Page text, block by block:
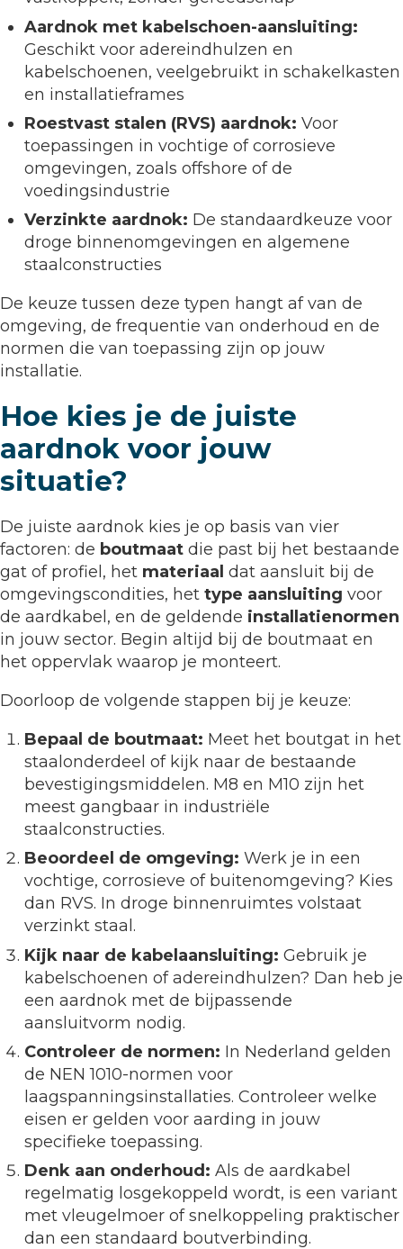
Aardnok met kabelschoen-aansluiting:
Geschikt voor adereindhulzen en
kabelschoenen, veelgebruikt in schakelkasten
en installatieframes
Roestvast stalen (RVS) aardnok: Voor
toepassingen in vochtige of corrosieve
omgevingen, zoals offshore of de
voedingsindustrie
Verzinkte aardnok: De standaardkeuze voor
droge binnenomgevingen en algemene
staalconstructies
De keuze tussen deze typen hangt af van de
omgeving, de frequentie van onderhoud en de
normen die van toepassing zijn op jouw
installatie.
Hoe kies je de juiste
aardnok voor jouw
situatie?
De juiste aardnok kies je op basis van vier
factoren: de boutmaat die past bij het bestaande
gat of profiel, het materiaal dat aansluit bij de
omgevingscondities, het type aansluiting voor
de aardkabel, en de geldende installatienormen
in jouw sector. Begin altijd bij de boutmaat en
het oppervlak waarop je monteert.
Doorloop de volgende stappen bij je keuze:
Bepaal de boutmaat: Meet het boutgat in het
staalonderdeel of kijk naar de bestaande
bevestigingsmiddelen. M8 en M10 zijn het
meest gangbaar in industriële
staalconstructies.
Beoordeel de omgeving: Werk je in een
vochtige, corrosieve of buitenomgeving? Kies
dan RVS. In droge binnenruimtes volstaat
verzinkt staal.
Kijk naar de kabelaansluiting: Gebruik je
kabelschoenen of adereindhulzen? Dan heb je
een aardnok met de bijpassende
aansluitvorm nodig.
Controleer de normen: In Nederland gelden
de NEN 1010-normen voor
laagspanningsinstallaties. Controleer welke
eisen er gelden voor aarding in jouw
specifieke toepassing.
Denk aan onderhoud: Als de aardkabel
regelmatig losgekoppeld wordt, is een variant
met vleugelmoer of snelkoppeling praktischer
dan een standaard boutverbinding.